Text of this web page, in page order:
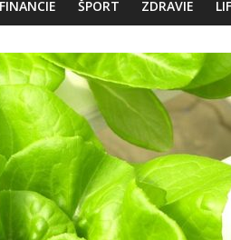
FINANCIE ŠPORT ZDRAVIE